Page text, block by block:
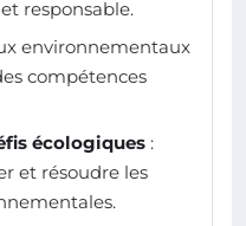
responsable.
environnementaux
compétences
écologiques :
et résoudre les